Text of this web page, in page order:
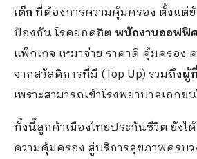
เด็กที่ต้องการความคุ้มครอง ตั้งแต่
ป้องกัน โรคยอดฮิต พนักงานออฟฟิศ
แพ็กเกจ เหมาจ่าย ราคาดี คุ้มครอง
จากสวัสดิการที่มี (Top Up) รวมถึงผู้
เพราะสามารถเข้าโรงพยาบาลเอก
ทั้งนี้ลูกค้าเมืองไทยประกันชีวิต ยังไ
ความคุ้มครอง สู่บริการสุขภาพครบว